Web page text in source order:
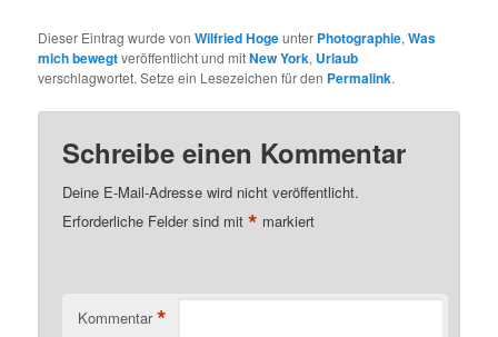
zu laufen. Leider sieht es
aktuell so aus, als würde
ich das doch nicht
zumindest eine Pause
einlegen, weil ich
einen…
Dieser Eintrag wurde vonWilfried Hogeunter Photographie,Was
mich bewegtveröffentlicht und mitNew York, Urlaub
verschlagwortet. Setze ein Lesezeichen für den Permalink.
Schreibe einen Kommentar
Deine E-Mail-Adresse wird nicht veröffentlicht.
Erforderliche Felder sind mit* markiert
Kommentar *